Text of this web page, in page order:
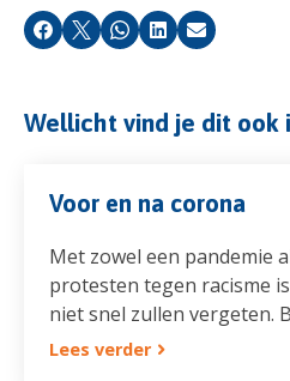
Facebook
X Whatsapp
LinkedInE-mail
Wellicht vind je dit ook
Voor en na corona
Met zowel een pandemie
protesten tegen racisme
niet snel zullen vergeten.
Lees verder